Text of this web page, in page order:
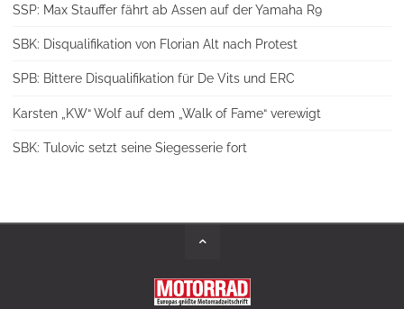
SSP: Max Stauffer fährt ab Assen auf der Yamaha R9
SBK: Disqualifikation von Florian Alt nach Protest
SPB: Bittere Disqualifikation für De Vits und ERC
Karsten „KW“ Wolf auf dem „Walk of Fame“ verewigt
SBK: Tulovic setzt seine Siegesserie fort
Back